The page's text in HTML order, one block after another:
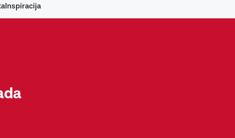
Inspiracija